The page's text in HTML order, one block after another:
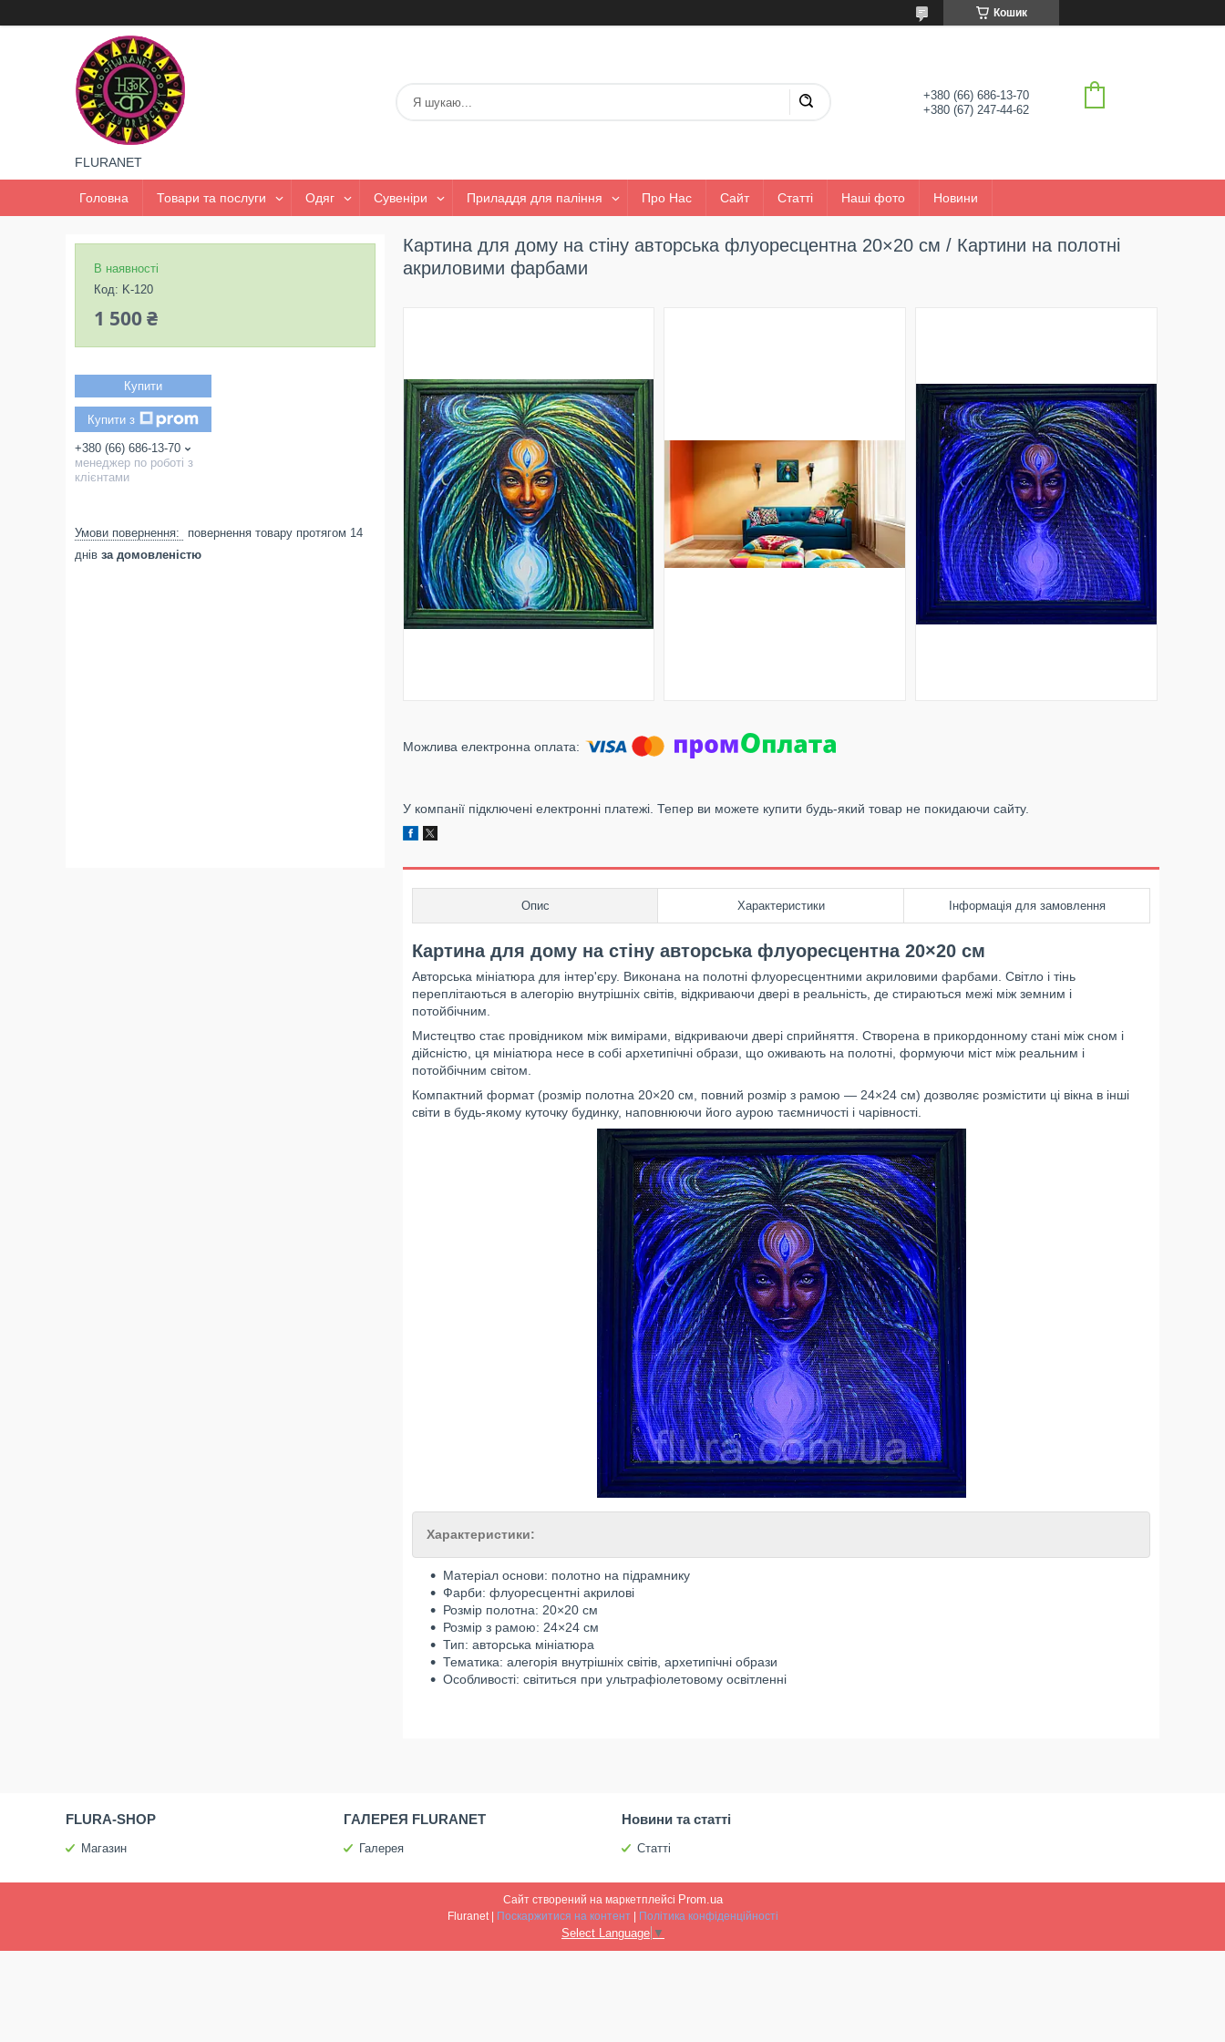
Кошик
FLURANET
+380 (66) 686-13-70
+380 (67) 247-44-62
Головна Товари та послуги Одяг Сувеніри Приладдя для паління Про Нас Сайт Статті Наші фото Новини
Картина для дому на стіну авторська флуоресцентна 20×20 см / Картини на полотні
акриловими фарбами
У компанії підключені електронні платежі. Тепер ви можете купити будь-який товар не покидаючи сайту.
Опис Характеристики Інформація для замовлення
Картина для дому на стіну авторська флуоресцентна 20×20 см
Авторська мініатюра для інтер'єру. Виконана на полотні флуоресцентними акриловими фарбами. Світло і тінь
переплітаються в алегорію внутрішніх світів, відкриваючи двері в реальність, де стираються межі між земним і
потойбічним.
Мистецтво стає провідником між вимірами, відкриваючи двері сприйняття. Створена в прикордонному стані між сном і
дійсністю, ця мініатюра несе в собі архетипічні образи, що оживають на полотні, формуючи міст між реальним і
потойбічним світом.
Компактний формат (розмір полотна 20×20 см, повний розмір з рамою — 24×24 см) дозволяє розмістити ці вікна в інші
світи в будь-якому куточку будинку, наповнюючи його аурою таємничості і чарівності.
Характеристики:
Матеріал основи: полотно на підрамнику
Фарби: флуоресцентні акрилові
Розмір полотна: 20×20 см
Розмір з рамою: 24×24 см
Тип: авторська мініатюра
Тематика: алегорія внутрішніх світів, архетипічні образи
Особливості: світиться при ультрафіолетовому освітленні
В наявності
Код: K-120
1 500 ₴
Купити
Купити з
+380 (66) 686-13-70
менеджер по роботі з
клієнтами
повернення товару протягом 14
днів за домовленістю
FLURA-SHOP
Магазин
ГАЛЕРЕЯ FLURANET
Галерея
Новини та статті
Статті
Сайт створений на маркетплейсі Prom.ua
Поскаржитися на контент Політика конфіденційності
Select Language ▼